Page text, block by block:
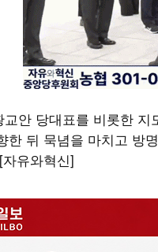
교안 당대표를 비롯한
한 뒤 묵념을 마치고 방
유와혁신]